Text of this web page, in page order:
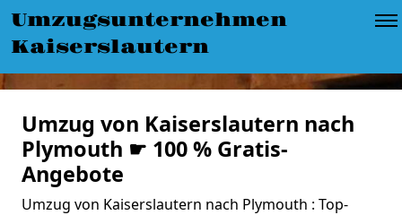
Umzugsunternehmen
Kaiserslautern
Umzug von Kaiserslautern nach
Plymouth ☛ 100 % Gratis-
Angebote
Umzug von Kaiserslautern nach Plymouth : Top-